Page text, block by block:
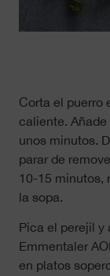
Corta el puerro
caliente.
unos minutos.
parar de
10-15 minutos,
la sopa.
Pica el perejil y
Emmentaler
en platos